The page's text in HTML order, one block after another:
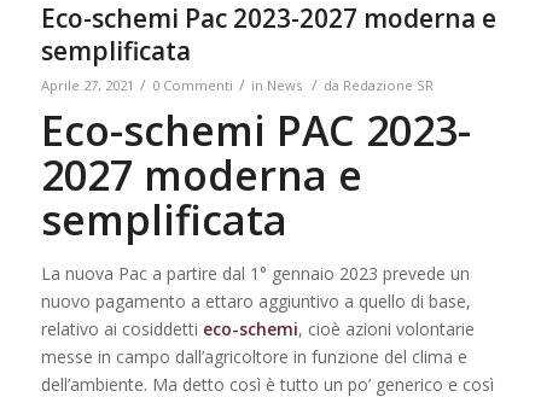
Eco-schemi Pac 2023-2027 moderna e
semplificata
Aprile 27, 2021 / 0 Commenti / in News / da Redazione SR
Eco-schemi PAC 2023-
2027 moderna e
semplificata
La nuova Pac a partire dal 1° gennaio 2023 prevede un
nuovo pagamento a ettaro aggiuntivo a quello di base,
relativo ai cosiddetti eco-schemi, cioè azioni volontarie
messe in campo dall’agricoltore in funzione del clima e
dell’ambiente. Ma detto così è tutto un po’ generico e così